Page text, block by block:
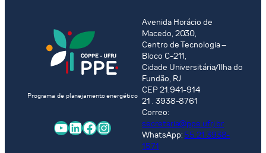
Socioeconomic
Impacts
of
the
of
Carbon
Pricing
Programa de planejamento energético
YouTube LinkedIn Facebook Instagram
Avenida Horácio de
Macedo, 2030,
Centro de Tecnologia –
Bloco C-211,
Cidade Universitária/Ilha do
Fundão, RJ
CEP 21.941-914
21 . 3938-8761
Correo:
secretaria@ppe.ufrj.br
WhatsApp: 55 21 3938-
1571